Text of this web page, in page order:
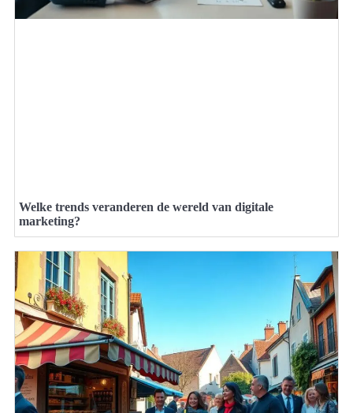
Welke trends veranderen de wereld van digitale
marketing?